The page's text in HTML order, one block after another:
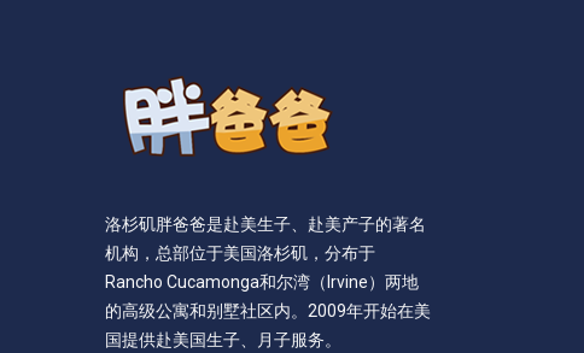
洛杉矶胖爸爸是赴美生子、赴美产子的著名
机构，总部位于美国洛杉矶，分布于
Rancho Cucamonga和尔湾（Irvine）两地
的高级公寓和别墅社区内。2009年开始在美
国提供赴美国生子、月子服务。